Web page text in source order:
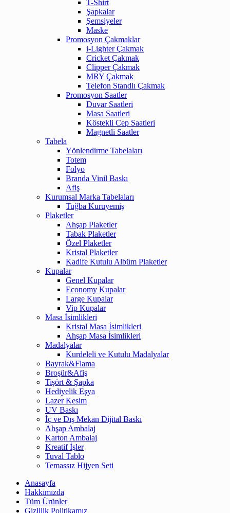
T-Shirt
Şapkalar
Şemsiyeler
Maske
Promosyon Çakmaklar
i-Lighter Çakmak
Cricket Çakmak
Clipper Çakmak
MRY Çakmak
Telefon Standlı Çakmak
Promosyon Saatler
Duvar Saatleri
Masa Saatleri
Köstekli Cep Saatleri
Magnetli Saatler
Tabela
Yönlendirme Tabelaları
Totem
Folyo
Branda Vinil Baskı
Afiş
Kurumsal Marka Tabelaları
Tuğba Kuruyemiş
Plaketler
Ahşap Plaketler
Tabak Plaketler
Özel Plaketler
Kristal Plaketler
Kadife Kutulu Albüm Plaketler
Kupalar
Genel Kupalar
Economy Kupalar
Large Kupalar
Vip Kupalar
Masa İsimlikleri
Kristal Masa İsimlikleri
Ahşap Masa İsimlikleri
Madalyalar
Kurdeleli ve Kutulu Madalyalar
Bayrak&Flama
Broşür&Afiş
Tişört & Şapka
Hediyelik Eşya
Lazer Kesim
UV Baskı
İç ve Dış Mekan Dijital Baskı
Ahşap Ambalaj
Karton Ambalaj
Kreatif İşler
Tuval Tablo
Temassız Hijyen Seti
Anasayfa
Hakkımızda
Tüm Ürünler
Gizlilik Politikamız